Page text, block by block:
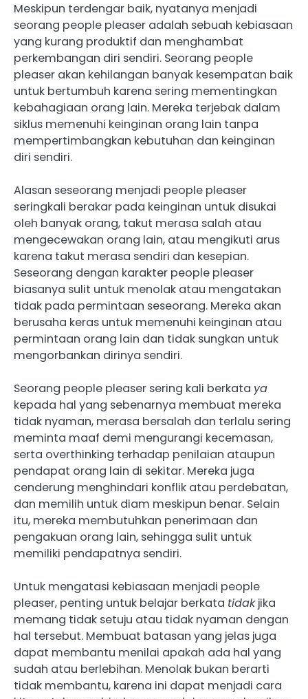
Meskipun terdengar baik, nyatanya menjadi
seorang people pleaser adalah sebuah kebiasaan
yang kurang produktif dan menghambat
perkembangan diri sendiri. Seorang people
pleaser akan kehilangan banyak kesempatan baik
untuk bertumbuh karena sering mementingkan
kebahagiaan orang lain. Mereka terjebak dalam
siklus memenuhi keinginan orang lain tanpa
mempertimbangkan kebutuhan dan keinginan
diri sendiri.
Alasan seseorang menjadi people pleaser
seringkali berakar pada keinginan untuk disukai
oleh banyak orang, takut merasa salah atau
mengecewakan orang lain, atau mengikuti arus
karena takut merasa sendiri dan kesepian.
Seseorang dengan karakter people pleaser
biasanya sulit untuk menolak atau mengatakan
tidak pada permintaan seseorang. Mereka akan
berusaha keras untuk memenuhi keinginan atau
permintaan orang lain dan tidak sungkan untuk
mengorbankan dirinya sendiri.
Seorang people pleaser sering kali berkata ya
kepada hal yang sebenarnya membuat mereka
tidak nyaman, merasa bersalah dan terlalu sering
meminta maaf demi mengurangi kecemasan,
serta overthinking terhadap penilaian ataupun
pendapat orang lain di sekitar. Mereka juga
cenderung menghindari konflik atau perdebatan,
dan memilih untuk diam meskipun benar. Selain
itu, mereka membutuhkan penerimaan dan
pengakuan orang lain, sehingga sulit untuk
memiliki pendapatnya sendiri.
Untuk mengatasi kebiasaan menjadi people
pleaser, penting untuk belajar berkata tidakjika
memang tidak setuju atau tidak nyaman dengan
hal tersebut. Membuat batasan yang jelas juga
dapat membantu menilai apakah ada hal yang
sudah atau berlebihan. Menolak bukan berarti
tidak membantu, karena ini dapat menjadi cara